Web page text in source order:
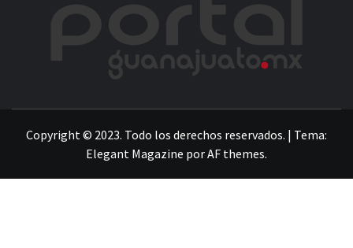
Copyright © 2023. Todo los derechos reservados. | Tema:
Elegant Magazine porAF themes.